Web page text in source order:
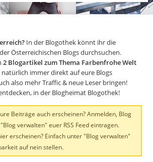
In der Blogothek könnt ihr die
Österreichischen Blogs durchsuchen.
2 Blogartikel zum Thema Farbenfrohe Welt
immer direkt auf eure Blogs
also mehr Traffic & neue Leser bringen!
in der Blogheimat Blogothek!
Beiträge auch erscheinen? Anmelden, Blog
verwalten" euer RSS Feed eintragen.
erscheinen? Einfach unter "Blog verwalten"
auf nein stellen.